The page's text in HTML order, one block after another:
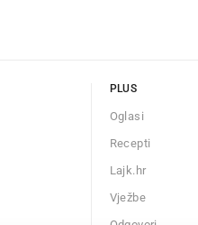
PLUS
Oglasi
Recepti
Lajk.hr
Vježbe